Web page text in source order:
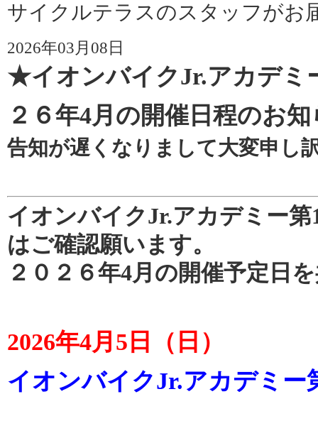
サイクルテラスのスタッフがお
2026年03月08日
★イオンバイクJr.アカデ
２６年4月の開催日程のお
告知が遅くなりまして大変申し
イオンバイクJr.アカデミー
はご確認願います。
２０２６年4月の開催予定日
2026年4月5日（日）
イオンバイクJr.アカデミ